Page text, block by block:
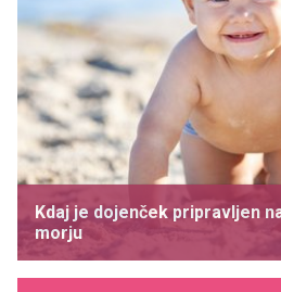
Kdaj je dojenček pripravljen
morju